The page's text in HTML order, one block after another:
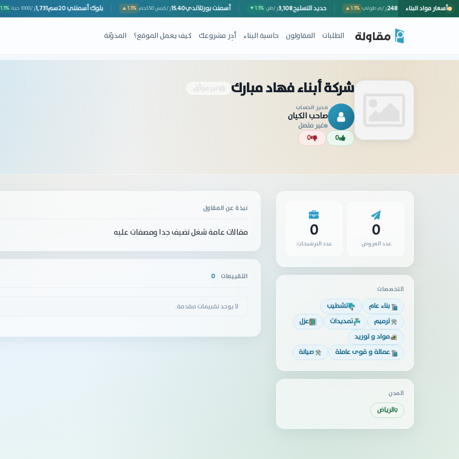
أسعار مواد البناء
سور خارجي (مع المصنعية)248ر/م طولي ▲1.1% حديد التسليح3,108ر/طن ▼1.1% أسمنت بورتلاندي15.40ر/كيس 50كجم ▲1.1% بلوك أسمنتي 20سم 1,731ر/1000 حبة
الطلبات المقاولون حاسبة البناء أدِر مشروعك كيف يعمل الموقع؟ المدوّنة
شركة أبناء فهاد مبارك
مدير الحساب
صاحب الكيان
غير متصل
0
0
0
عدد العروض:
0
عدد الترشيحات:
التخصصات
بناء عام
تشطيب
ترميم
تمديدات
عزل
مواد و توريد
عمالة و قوى عاملة
صيانة
المدن
الرياض
نبذة عن المقاول
مقالات عامة شغل نضيف جدا ومصفات عليه
التقييمات 0
لا يوجد تقييمات مقدمة.